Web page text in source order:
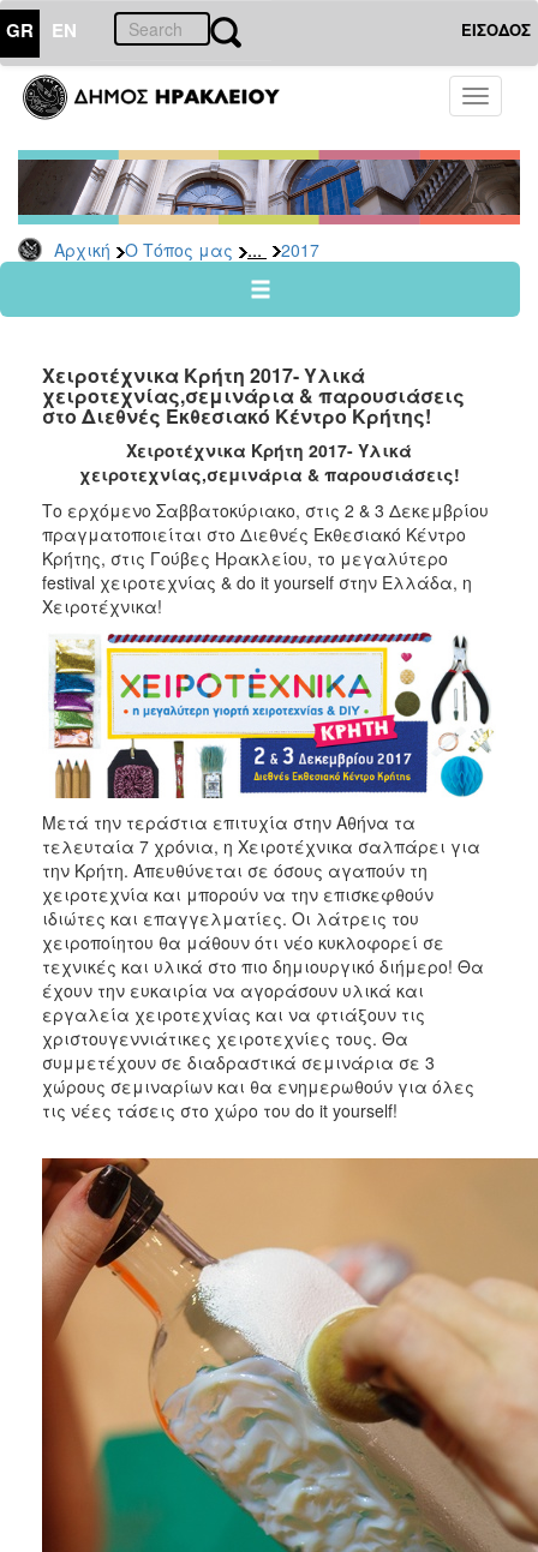
GR EN ΕΙΣΟΔΟΣ
Toggle
Αρχική Ο Τόπος μας ... 2017
ΤΟΠΟΣ
ΜΑΣ
Ανακοινώσεις
Αρχείο
2026
2024
2022
2021
2020
2018
2017
2016
2015
2012
2011
ΔΗΜΟΣ
ΠΟΛΙΤΙΣΜΟΣ
ΑΝΘΕΚΤΙΚΗ
ΠΟΛΗ
Χειροτέχνικα Κρήτη 2017- Υλικά
χειροτεχνίας,σεμινάρια & παρουσιάσεις
στο Διεθνές Εκθεσιακό Κέντρο Κρήτης!
Χειροτέχνικα Κρήτη 2017- Υλικά
χειροτεχνίας,σεμινάρια & παρουσιάσεις!
Το ερχόμενο Σαββατοκύριακο, στις 2 & 3 Δεκεμβρίου
πραγματοποιείται στο Διεθνές Εκθεσιακό Κέντρο
Κρήτης, στις Γούβες Ηρακλείου, το μεγαλύτερο
festival χειροτεχνίας & do it yourself στην Ελλάδα, η
Χειροτέχνικα!
Μετά την τεράστια επιτυχία στην Αθήνα τα
τελευταία 7 χρόνια, η Χειροτέχνικα σαλπάρει για
την Κρήτη. Απευθύνεται σε όσους αγαπούν τη
χειροτεχνία και μπορούν να την επισκεφθούν
ιδιώτες και επαγγελματίες. Οι λάτρεις του
χειροποίητου θα μάθουν ότι νέο κυκλοφορεί σε
τεχνικές και υλικά στο πιο δημιουργικό διήμερο! Θα
έχουν την ευκαιρία να αγοράσουν υλικά και
εργαλεία χειροτεχνίας και να φτιάξουν τις
χριστουγεννιάτικες χειροτεχνίες τους. Θα
συμμετέχουν σε διαδραστικά σεμινάρια σε 3
χώρους σεμιναρίων και θα ενημερωθούν για όλες
τις νέες τάσεις στο χώρο του do it yourself!